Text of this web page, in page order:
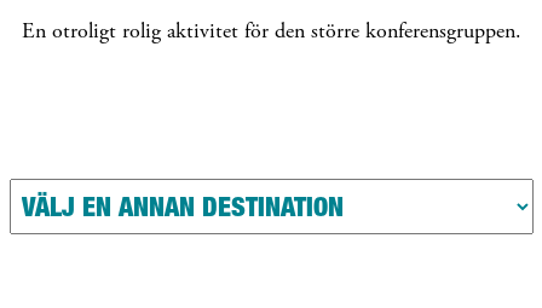
En otroligt rolig aktivitet för den större konferensgruppen.